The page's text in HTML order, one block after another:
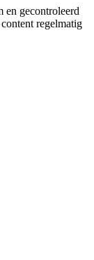
en gecontroleerd
regelmatig